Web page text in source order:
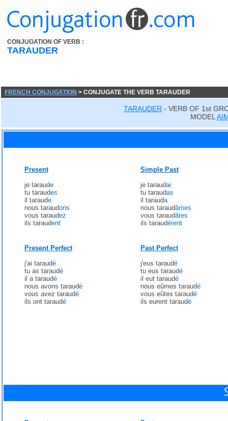
CONJUGATION OF VERB :
TARAUDER
FRENCH CONJUGATION > CONJUGATE THE VERB TARAUDER
TARAUDER - VERB OF 1st
MODEL
Present
je taraude
tu taraudes
il taraude
nous taraudons
vous taraudez
ils taraudent
Simple Past
je taraudai
tu taraudas
il tarauda
nous taraudâmes
vous taraudâtes
ils taraudèrent
Present Perfect
j'ai taraudé
tu as taraudé
il a taraudé
nous avons taraudé
vous avez taraudé
ils ont taraudé
Past Perfect
j'eus taraudé
tu eus taraudé
il eut taraudé
nous eûmes taraudé
vous eûtes taraudé
ils eurent taraudé